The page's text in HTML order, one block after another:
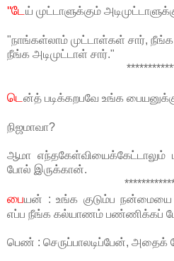
"டே ய் முட்டாளுக்கும்
"நாங்கள்லாம் முட்டாள்கள் சார்,
நீங்க அடிமுட்டாள் சார்."
டெ ன்த் படிக்கறபவே உங்க
நிஜமாவா?
ஆமா எந்தகேள்வியைக்கேட்டாலும்
போல் இருக்கான்.
பையன் : உங்க குடும்ப நன்மையை
எப்ப நீங்க கல்யாணம் பண்ணிக்கப்
பெண் : செருப்பாலடிப்பேன், அதைக்